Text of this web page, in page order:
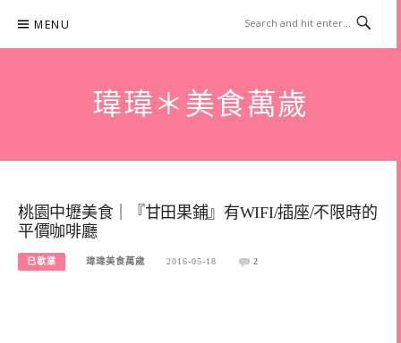
content
MENU
瑋瑋＊美食萬歲
桃園中壢美食｜『甘田果鋪』有WIFI/插座/不限時的
平價咖啡廳
已歇業 瑋瑋美食萬歲 2016-05-18 2